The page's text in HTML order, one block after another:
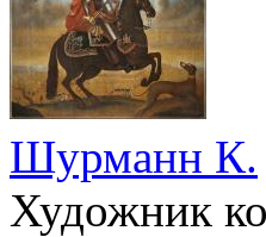
Шурманн К.
Художник